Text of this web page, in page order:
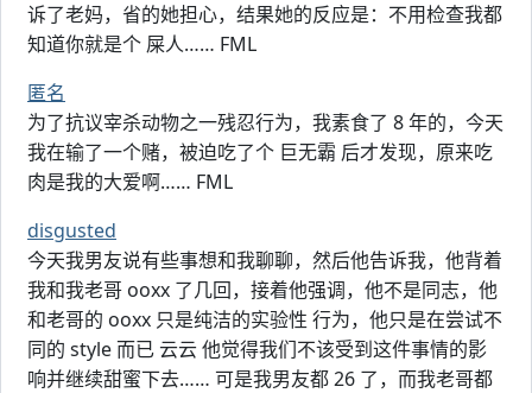
诉了老妈，省的她担心，结果她的反应是：不用检查我都
知道你就是个 屎人…… FML
匿名
为了抗议宰杀动物之一残忍行为，我素食了 8 年的，今天
我在输了一个赌，被迫吃了个 巨无霸 后才发现，原来吃
肉是我的大爱啊…… FML
disgusted
今天我男友说有些事想和我聊聊，然后他告诉我，他背着
我和我老哥 ooxx 了几回，接着他强调，他不是同志，他
和老哥的 ooxx 只是纯洁的实验性 行为，他只是在尝试不
同的 style 而已 云云 他觉得我们不该受到这件事情的影
响并继续甜蜜下去…… 可是我男友都 26 了，而我老哥都